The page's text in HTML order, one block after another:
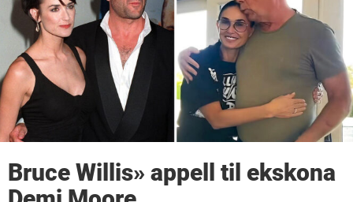
Bruce Willis» appell til ekskona